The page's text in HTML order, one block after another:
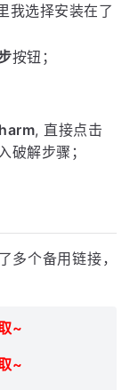
我选择安装在了
按钮；
, 直接点击
破解步骤；
多个备用链接，
~
~